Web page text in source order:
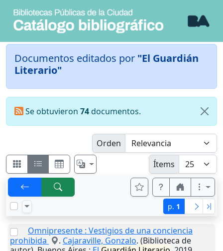
Documentos editados por "El Guardián
Literario"
Se obtuvieron 74documentos.
Orden
Ítems
p. 1
Omnipresente : Vestigios de una conciencia
prohibida
. Cajaraville, Gonzalo. (Biblioteca de